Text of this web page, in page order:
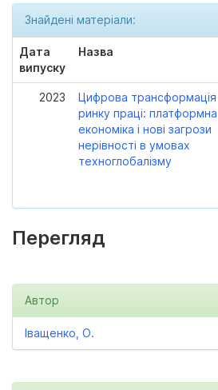
Знайдені матеріали:
Дата
випуску
Назва
2023
Цифрова трансформація
ринку праці: платформна
економіка і нові загрози
нерівності в умовах
техноглобалізму
Перегляд
Автор
Іващенко, О.